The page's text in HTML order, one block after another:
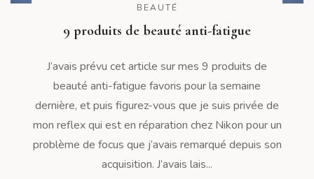
BEAUTÉ
9 produits de beauté anti-fatigue
J’avais prévu cet article sur mes 9 produits de
beauté anti-fatigue favoris pour la semaine
dernière, et puis figurez-vous que je suis privée de
mon reflex qui est en réparation chez Nikon pour un
problème de focus que j’avais remarqué depuis son
acquisition. J’avais lais...